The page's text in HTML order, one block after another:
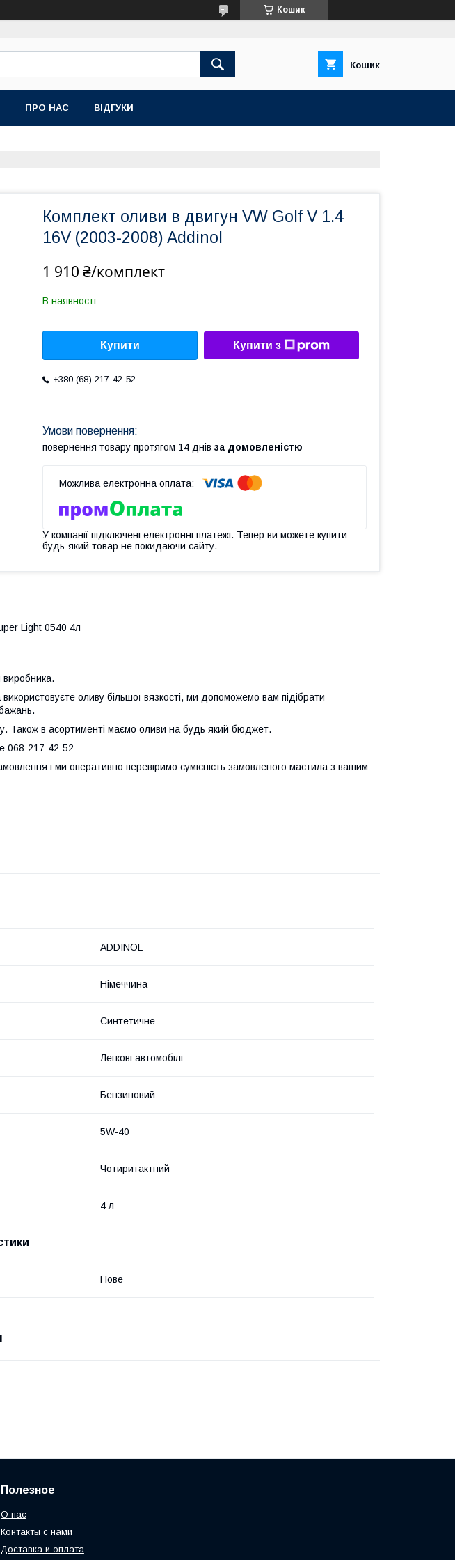
Кошик
Кошик
ПРО НАС ВІДГУКИ
Комплект оливи в двигун VW Golf V 1.4
16V (2003-2008) Addinol
1 910 ₴/комплект
В наявності
Купити Купити з
+380 (68) 217-42-52
повернення товару протягом 14 днів за домовленістю
У компанії підключені електронні платежі. Тепер ви можете купити
будь-який товар не покидаючи сайту.
Light 0540 4л
виробника.
оливу більшої вязкості, ми допоможемо вам підібрати
Також в асортименті маємо оливи на будь який бюджет.
068-217-42-52
і ми оперативно перевіримо сумісність замовленого мастила з вашим
ADDINOL
Німеччина
Синтетичне
Легкові автомобілі
Бензиновий
5W-40
Чотиритактний
4 л
Нове
Полезное
О нас
Контакты с нами
Доставка и оплата